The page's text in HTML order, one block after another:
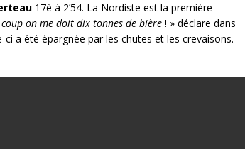
17è à 2’54. La Nordiste est la première
on me doit dix tonnes de bière ! » déclare dans
a été épargnée par les chutes et les crevaisons.